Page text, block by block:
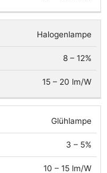
Halogenlampe
8 – 12%
15 – 20 lm/W
Glühlampe
3 – 5%
10 – 15 lm/W